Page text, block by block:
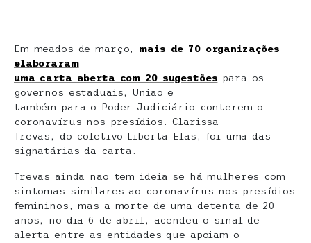
Em meados de março, mais de 70 organizações
elaboraram
uma carta aberta com 20 sugestões para os
governos estaduais, União e
também para o Poder Judiciário conterem o
coronavírus nos presídios. Clarissa
Trevas, do coletivo Liberta Elas, foi uma das
signatárias da carta.
Trevas ainda não tem ideia se há mulheres com
sintomas similares ao coronavírus nos presídios
femininos, mas a morte de uma detenta de 20
anos, no dia 6 de abril, acendeu o sinal de
alerta entre as entidades que apoiam o